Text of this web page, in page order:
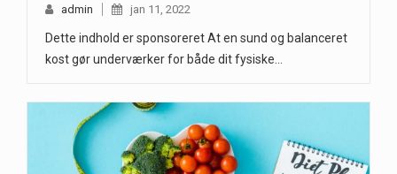
admin jan 11, 2022
Dette indhold er sponsoreret At en sund og balanceret
kost gør underværker for både dit fysiske…